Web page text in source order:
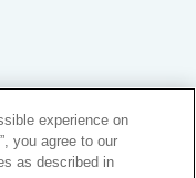
(10387-K)
purposes only
experience on
you agree to our
as described in